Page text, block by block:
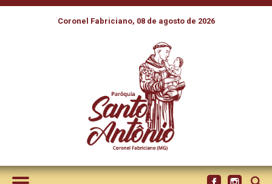
Coronel Fabriciano, 08 de agosto de 2026